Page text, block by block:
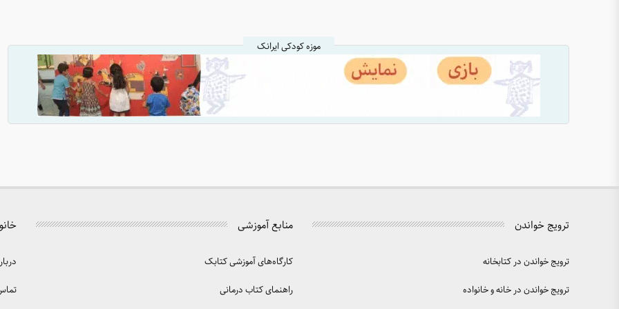
موزه کودکی ایرانک
ترویج خواندن
ترویج خواندن در کتابخانه
ترویج خواندن در خانه و خانواده
منابع آموزشی
کارگاه‌های آموزشی کتابک
راهنمای کتاب درمانی